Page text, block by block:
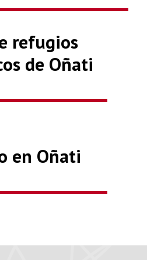
refugios
de Oñati
en Oñati